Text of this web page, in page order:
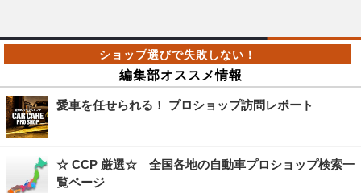
編集部オススメ情報
愛車を任せられる！ プロショップ訪問レポート
☆ CCP 厳選☆ 全国各地の自動車プロショップ検索一
覧ページ